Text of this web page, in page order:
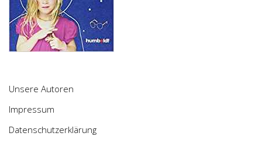
Unsere Autoren
Impressum
Datenschutzerklärung